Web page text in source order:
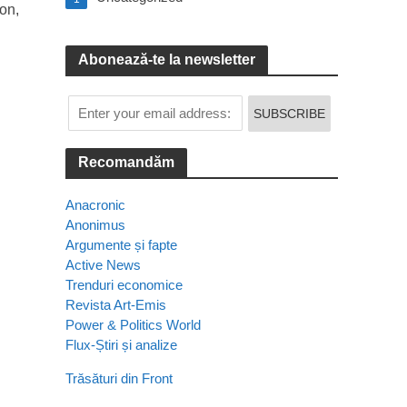
Abonează-te la newsletter
Recomandăm
Anacronic
Anonimus
Argumente și fapte
Active News
Trenduri economice
Revista Art-Emis
Power & Politics World
Flux-Știri și analize
Trăsături din Front